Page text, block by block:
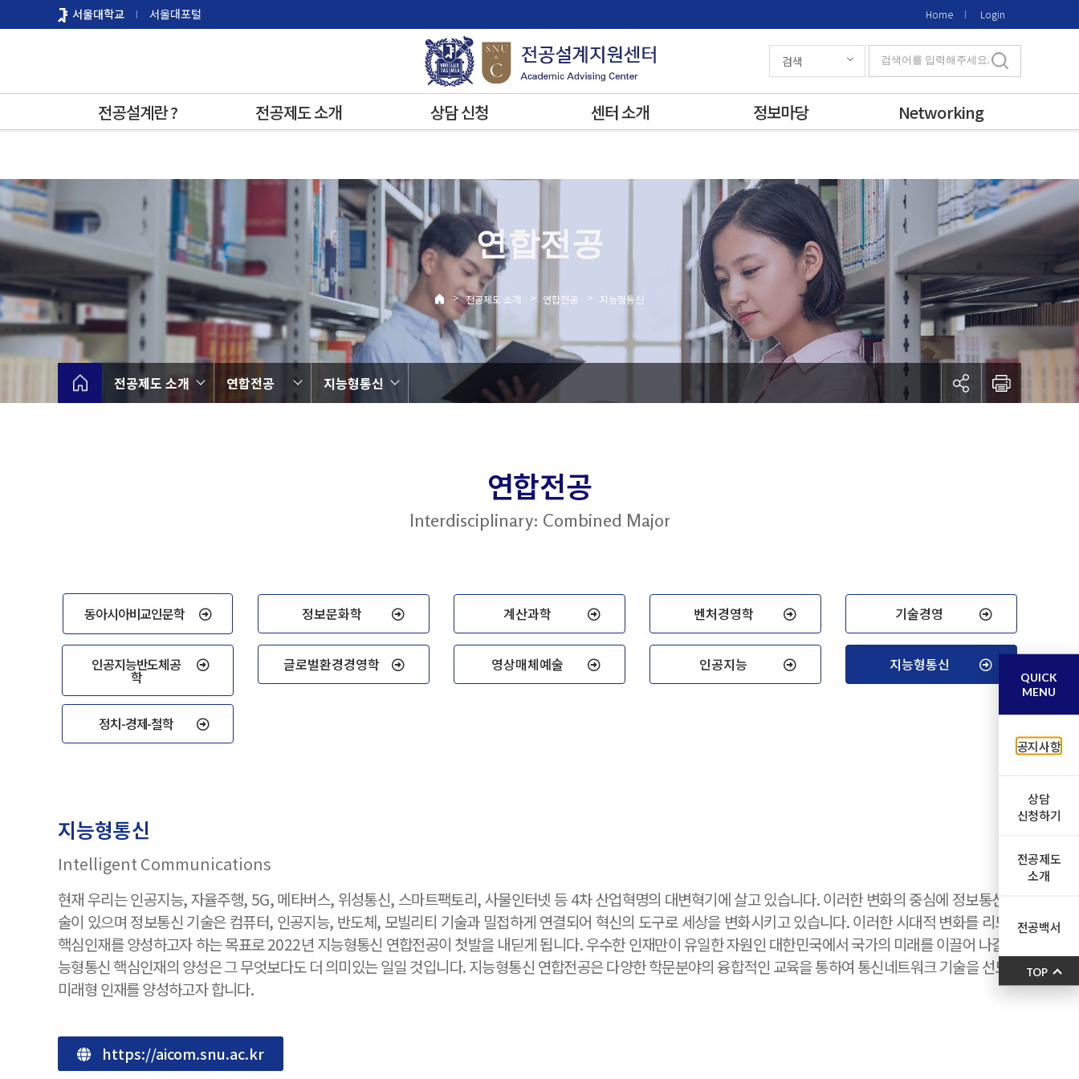
로
서울대학교 서울대포털 Home Login
전공설계란 ? 전공제도 소개 상담 신청 센터 소개 정보마당 Networking
검색 검색어를 입력해주세요.
연합전공
> 전공제도 소개 > 연합전공 > 지능형통신
전공제도 소개 연합전공 지능형통신
연합전공
Interdisciplinary: Combined Major
동아시아비교인문학 정보문화학 계산과학 벤처경영학 기술경영
인공지능반도체공
학
정치-경제-철학
글로벌환경경영학 영상매체예술 인공지능 지능형통신
지능형통신
Intelligent Communications
현재 우리는 인공지능, 자율주행, 5G, 메타버스, 위성통신, 스마트팩토리, 사물인터넷 등 4차 산업혁명의 대변혁기에 살고 있습니다. 이러한 변화의 중심에 정보통신 기
술이 있으며 정보통신 기술은 컴퓨터, 인공지능, 반도체, 모빌리티 기술과 밀접하게 연결되어 혁신의 도구로 세상을 변화시키고 있습니다. 이러한 시대적 변화를 리드할
핵심인재를 양성하고자 하는 목표로 2022년 지능형통신 연합전공이 첫발을 내딛게 됩니다. 우수한 인재만이 유일한 자원인 대한민국에서 국가의 미래를 이끌어 나갈 지
능형통신 핵심인재의 양성은 그 무엇보다도 더 의미있는 일일 것입니다. 지능형통신 연합전공은 다양한 학문분야의 융합적인 교육을 통하여 통신네트워크 기술을 선도할
미래형 인재를 양성하고자 합니다.
https://aicom.snu.ac.kr
QUICK
MENU
공지사항
상담
신청하기
전공제도
소개
전공백서
TOP